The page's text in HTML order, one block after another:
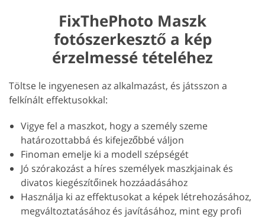
FixThePhoto Maszk
fotószerkesztő a kép
érzelmessé tételéhez
Töltse le ingyenesen az alkalmazást, és játsszon a
felkínált effektusokkal:
Vigye fel a maszkot, hogy a személy szeme
határozottabbá és kifejezőbbé váljon
Finoman emelje ki a modell szépségét
Jó szórakozást a híres személyek maszkjainak és
divatos kiegészítőinek hozzáadásához
Használja ki az effektusokat a képek létrehozásához,
megváltoztatásához és javításához, mint egy profi